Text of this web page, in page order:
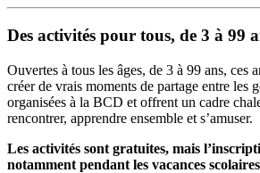
Des activités pour tous, de 3 à 99
Ouvertes à tous les âges, de 3 à 99 ans, ces
créer de vrais moments de partage entre les
organisées à la BCD et offrent un cadre
rencontrer, apprendre ensemble et s’amuser.
Les activités sont gratuites, mais
notamment pendant les vacances